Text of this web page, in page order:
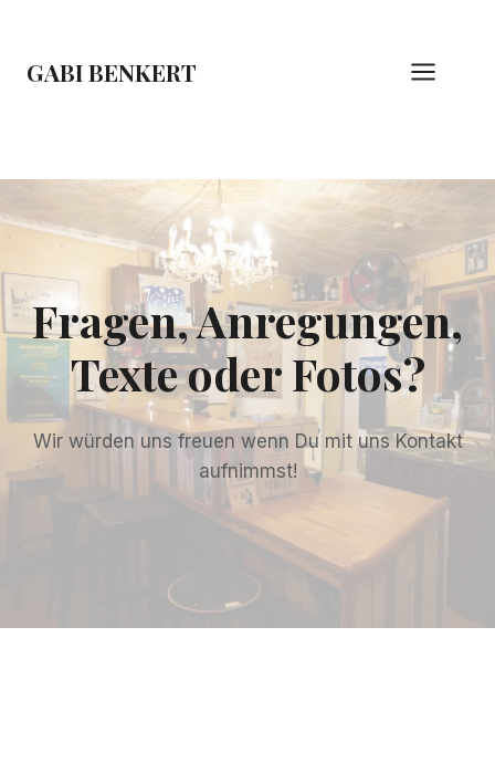
springen
GABI BENKERT
Fragen, Anregungen,
Texte oder Fotos?
Wir würden uns freuen wenn Du mit uns Kontakt
aufnimmst!